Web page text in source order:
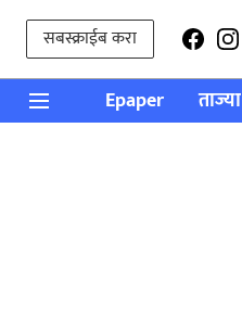
सबस्क्राईब करा
Epaper ताज्या